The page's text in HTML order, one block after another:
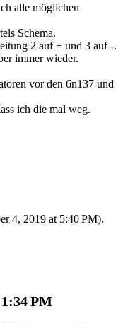
alle möglichen
Schema.
2 auf + und 3 auf -.
immer wieder.
vor den 6n137 und
ich die mal weg.
4, 2019 at 5:40 PM).
PM